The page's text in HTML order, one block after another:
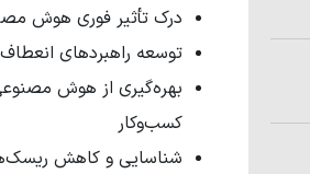
درک تأثیر فوری هوش
توسعه راهبردهای
بهره‌گیری از هوش
کسب‌وکار